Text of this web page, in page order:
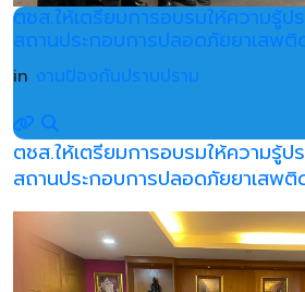
ตชส.ให้เตรียมการอบรมให้ความรู้ป
สถานประกอบการปลอดภัยยาเสพติ
in งานป้องกันปราบปราม
ตชส.ให้เตรียมการอบรมให้ความรู้ป
สถานประกอบการปลอดภัยยาเสพติ